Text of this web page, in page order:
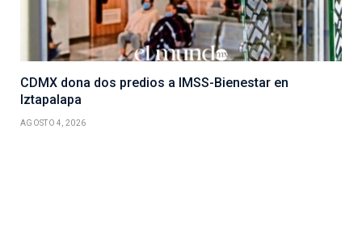
CDMX dona dos predios a IMSS-Bienestar en
Iztapalapa
AGOSTO 4, 2026